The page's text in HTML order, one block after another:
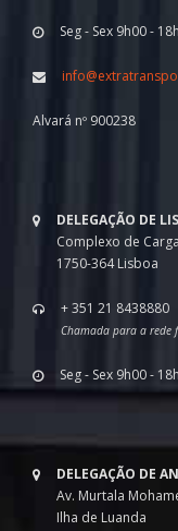
Seg - Sex 9h00 -
Alvará nº 900238
DELEGAÇÃO DE
Complexo de
1750-364 Lisboa
+ 351 21 8438880
Chamada para a rede
Seg - Sex 9h00 -
DELEGAÇÃO DE
Av. Murtala
Ilha de Luanda